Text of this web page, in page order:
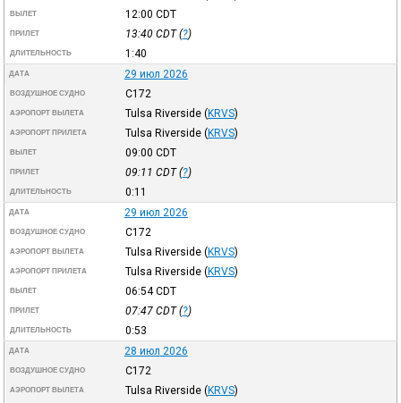
ВЫЛЕТ 12:00 CDT
ПРИЛЕТ 13:40 CDT(?)
ДЛИТЕЛЬНОСТЬ 1:40
ДАТА 29 июл 2026
ВОЗДУШНОЕ СУДНО C172
АЭРОПОРТ ВЫЛЕТА Tulsa Riverside (KRVS)
АЭРОПОРТ ПРИЛЕТА Tulsa Riverside (KRVS)
ВЫЛЕТ 09:00 CDT
ПРИЛЕТ 09:11 CDT(?)
ДЛИТЕЛЬНОСТЬ 0:11
ДАТА 29 июл 2026
ВОЗДУШНОЕ СУДНО C172
АЭРОПОРТ ВЫЛЕТА Tulsa Riverside (KRVS)
АЭРОПОРТ ПРИЛЕТА Tulsa Riverside (KRVS)
ВЫЛЕТ 06:54CDT
ПРИЛЕТ 07:47 CDT(?)
ДЛИТЕЛЬНОСТЬ 0:53
ДАТА 28 июл 2026
ВОЗДУШНОЕ СУДНО C172
АЭРОПОРТ ВЫЛЕТА Tulsa Riverside (KRVS)